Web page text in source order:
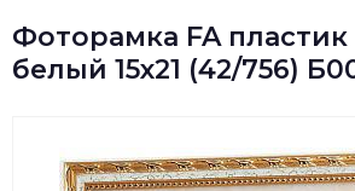
Фоторамка FA
белый 15x21 (42/756)